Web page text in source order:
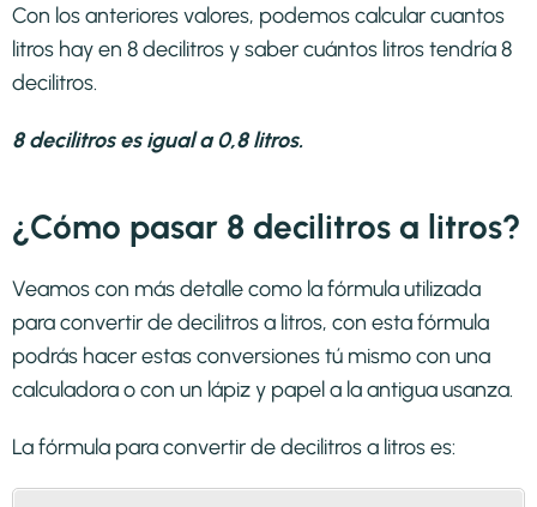
Con los anteriores valores, podemos calcular cuantos
litros hay en 8 decilitros y saber cuántos litros tendría 8
decilitros.
8 decilitros es igual a 0,8 litros.
¿Cómo pasar 8 decilitros a litros?
Veamos con más detalle como la fórmula utilizada
para convertir de decilitros a litros, con esta fórmula
podrás hacer estas conversiones tú mismo con una
calculadora o con un lápiz y papel a la antigua usanza.
La fórmula para convertir dedecilitros a litroses: